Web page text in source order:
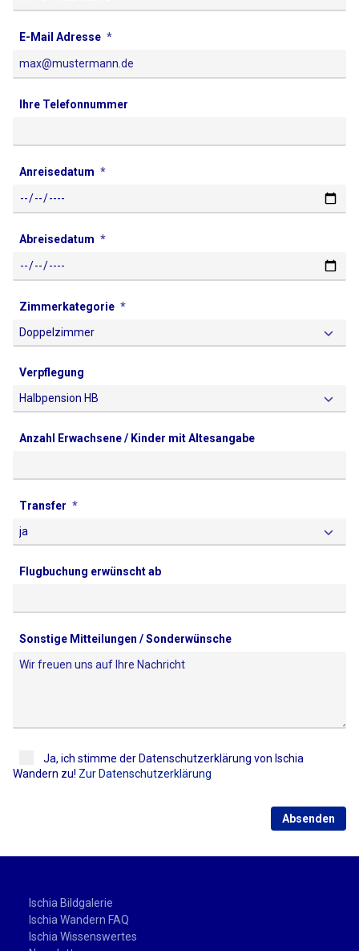
E-Mail Adresse
Ihre Telefonnummer
Anreisedatum
Abreisedatum
Zimmerkategorie
Verpflegung
Anzahl Erwachsene / Kinder mit Altesangabe
Transfer
Flugbuchung erwünscht ab
Sonstige Mitteilungen / Sonderwünsche
Ja, ich stimme der Datenschutzerklärung von Ischia
Wandern zu! Zur Datenschutzerklärung
Absenden
Ischia Bildgalerie
Ischia Wandern FAQ
Ischia Wissenswertes